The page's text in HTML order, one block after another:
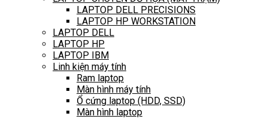
LAPTOP DELL PRECISIONS
LAPTOP HP WORKSTATION
LAPTOP DELL
LAPTOP HP
LAPTOP IBM
Linh kiện máy tính
Ram laptop
Màn hình máy tính
Ổ cứng laptop (HDD, SSD)
Màn hình laptop